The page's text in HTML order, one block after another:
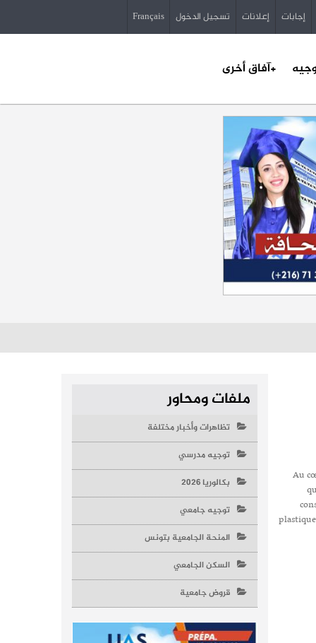
إجابات إعلانات تسجيل الدخول Français
+آفاق أخرى
Au
ملفات ومحاور
تظاهرات وأخبار مختلفة
توجيه مدرسي
بكالوريا 2026
توجيه جامعي
المنحة الجامعية بتونس
السكن الجامعي
قروض جامعية